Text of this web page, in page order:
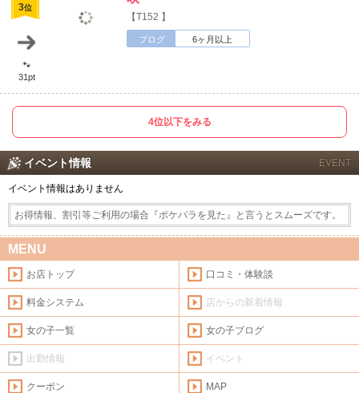
3位
🐾
31pt
【T152 】
ブログ 6ヶ月以上
4位以下をみる
イベント情報 EVENT
イベント情報はありません
お得情報、割引等ご利用の場合『ポケパラを見た』と言うとスムーズです。
MENU
お店トップ 口コミ・体験談
料金システム 店からの新着情報
女の子一覧 女の子ブログ
出勤情報 イベント
クーポン MAP
このお店をシェアする
お店のURLをコピー
会員ログイン
女の子ログイン
店舗ログイン
北陸
関東 静岡
東海 関西
中四国
沖縄 全国TOP